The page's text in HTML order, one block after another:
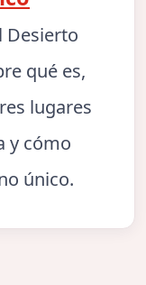
Desierto
qué es,
lugares
y cómo
único.